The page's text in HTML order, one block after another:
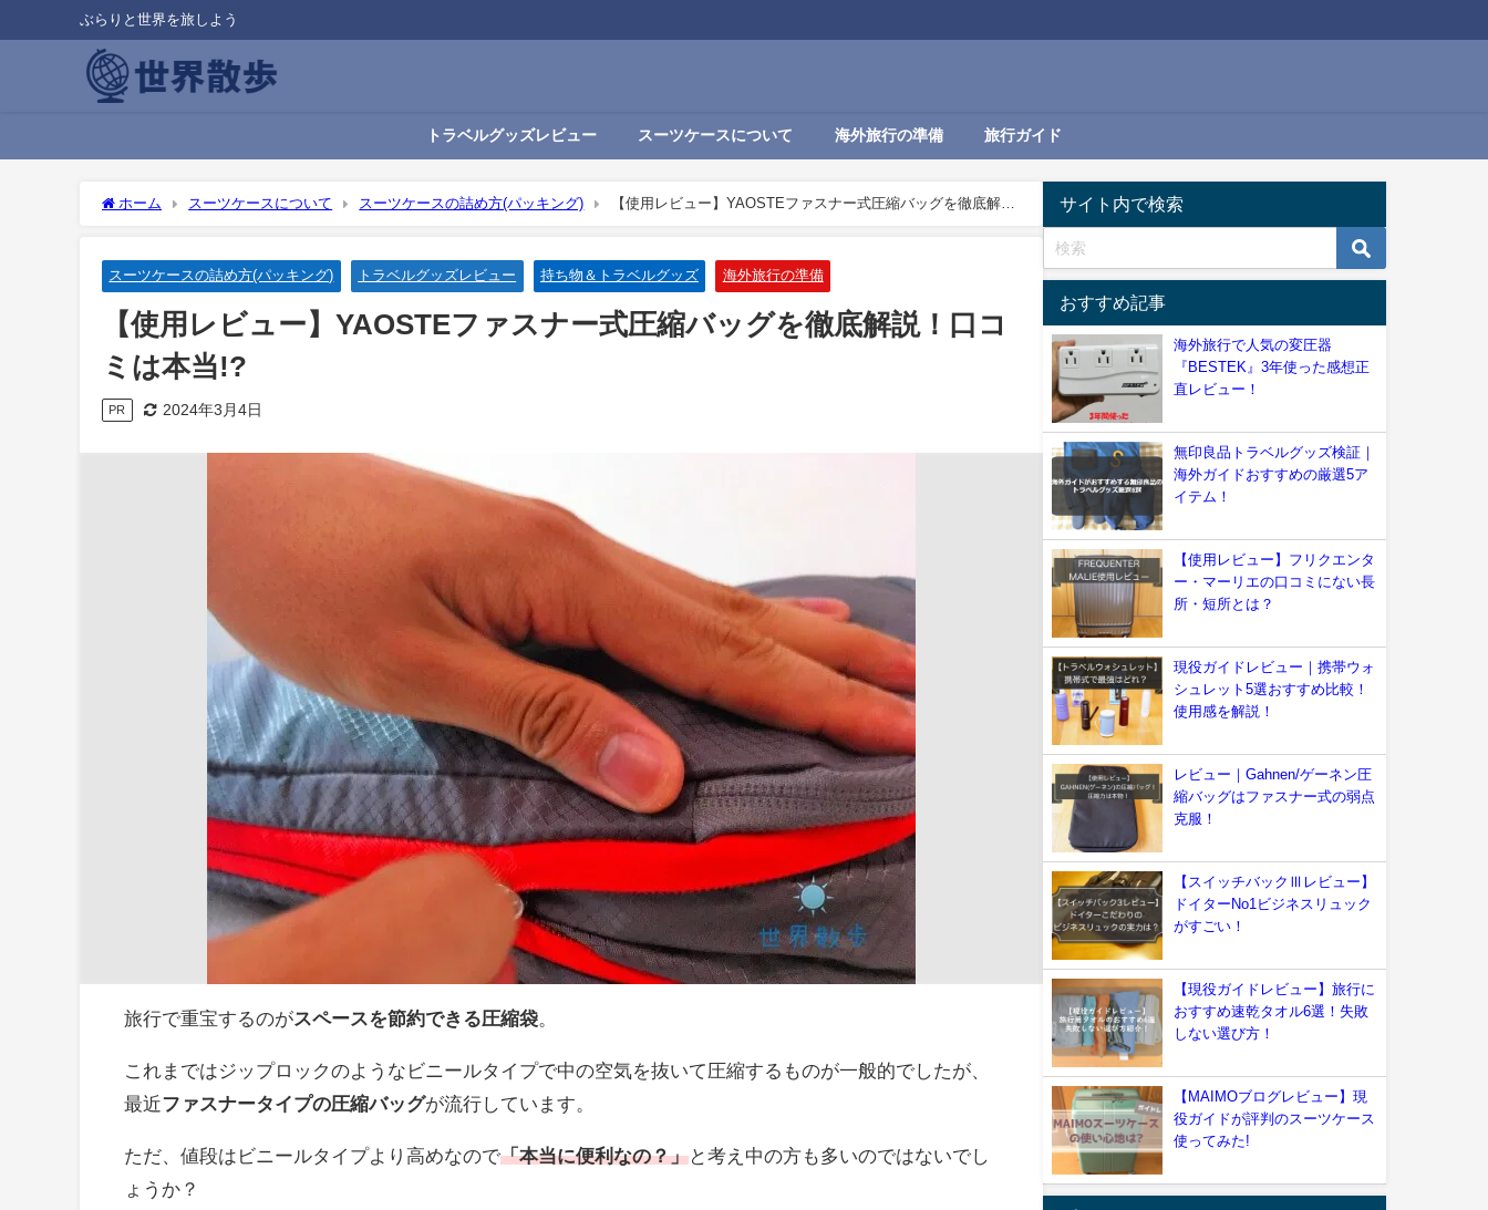
ぶらりと世界を旅しよう
トラベルグッズレビュー スーツケースについて 海外旅行の準備 旅行ガイド
ホーム スーツケースについて スーツケースの詰め方(パッキング)
【使用レビュー】YAOSTEファスナー式圧縮バッグを徹底解
スーツケースの詰め方(パッキング) トラベルグッズレビュー 持ち物＆トラベルグッズ 海外旅行の準備
【使用レビュー】YAOSTEファスナー式圧縮バッグを徹底解説！口コ
ミは本当!?
PR 2024年3月4日
旅行で重宝するのがスペースを節約できる圧縮袋
これまではジップロックのようなビニールタイプで中の空気を抜いて圧縮するものが一般的でしたが、
最近ファスナータイプの圧縮バッグが流行しています。
ただ、値段はビニールタイプより高めなので「本当に便利なの？」と考え中の方も多いのではないでし
ょうか？
サイト内で検索
おすすめ記事
海外旅行で人気の変圧器
『BESTEK』3年使った感想正
直レビュー！
無印良品トラベルグッズ検証｜
海外ガイドおすすめの厳選5ア
イテム！
【使用レビュー】フリクエンタ
ー・マーリエの口コミにない長
所・短所とは？
現役ガイドレビュー｜携帯ウォ
シュレット5選おすすめ比較！
使用感を解説！
レビュー｜Gahnen/ゲーネン圧
縮バッグはファスナー式の弱点
克服！
【スイッチバックⅢレビュー】
ドイターNo1ビジネスリュック
がすごい！
【現役ガイドレビュー】旅行に
おすすめ速乾タオル6選！失敗
しない選び方！
【MAIMOブログレビュー】現
役ガイドが評判のスーツケース
使ってみた!